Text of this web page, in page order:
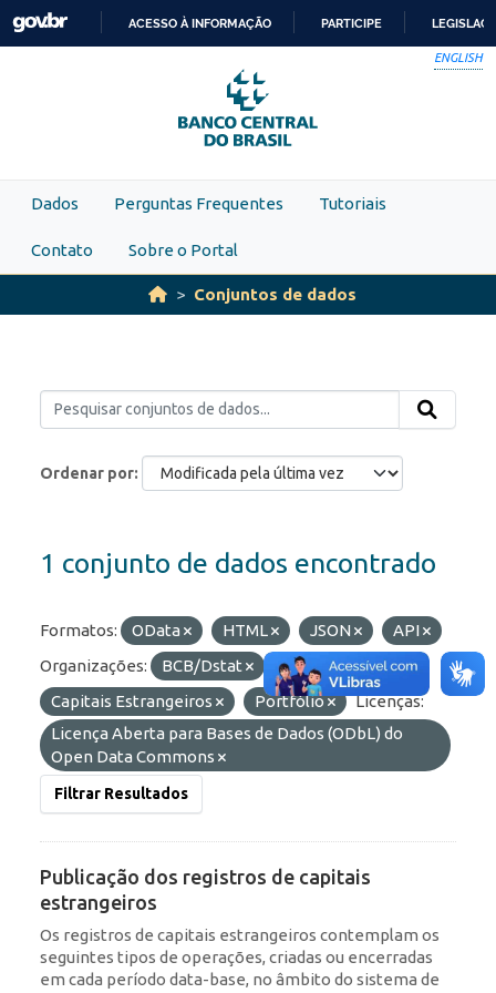
Skip to main content
PARA
O
CONTEÚDO
ACESSO À INFORMAÇÃO PARTICIPE
ENGLISH
Dados Perguntas Frequentes Tutoriais
Contato Sobre o Portal
Conjuntos de dados
Ordenar por
1 conjunto de dados encontrado
Formatos: OData HTML JSON
API
Organizações:
BCB/Dstat
Etiquetas:
Capitais Estrangeiros
Portfólio
Licenças:
Licença Aberta para Bases de Dados (ODbL) do
Open Data Commons
Filtrar Resultados
Publicação dos registros de capitais
estrangeiros
Os registros de capitais estrangeiros contemplam os
seguintes tipos de operações, criadas ou encerradas
em cada período data-base, no âmbito do sistema de